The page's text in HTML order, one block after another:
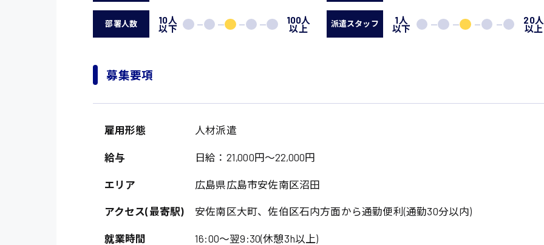
部署人数 10人
以下
100人
以上 派遣スタッフ 1人
以下
20人
以上
募集要項
雇用形態 人材派遣
給与 日給：21,000円～22,000円
エリア 広島県広島市安佐南区沼田
アクセス(最寄駅) 安佐南区大町、佐伯区石内方面から通勤便利(通勤30分以内)
就業時間
16:00〜翌9:30(休憩3h以上)